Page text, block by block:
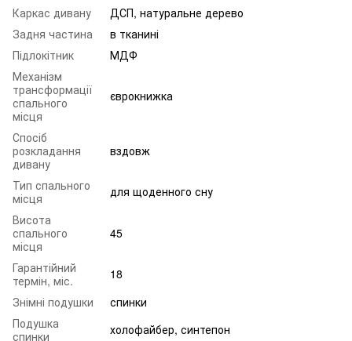
Каркас дивану
ДСП, натуральне дерево
Задня частина
в тканині
Підлокітник
МДФ
Механізм
трансформації
спального
місця
єврокнижка
Спосіб
розкладання
дивану
вздовж
Тип спального
місця
для щоденного сну
Висота
спального
місця
45
Гарантійний
термін, міс.
18
Знімні подушки
спинки
Подушка
спинки
холофайбер, синтепон